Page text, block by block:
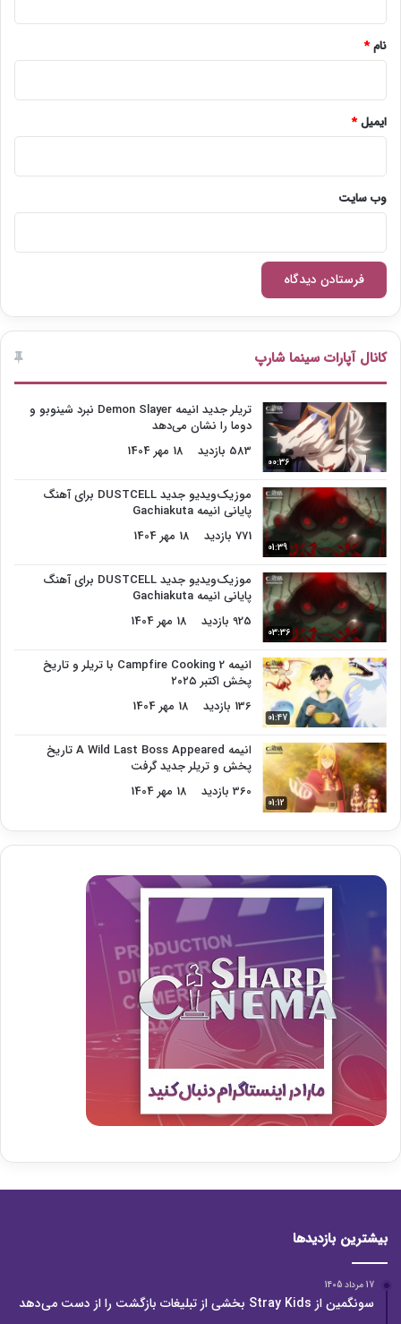
نام*
ایمیل*
وب‌ سایت
کانال آپارات سینما شارپ
00:36
تریلر جدید انیمه Demon Slayer نبرد شینوبو و
دوما را نشان می‌دهد
583 بازدید
18 مهر 1404
01:39
موزیک‌ویدیو جدید DUSTCELL برای آهنگ
پایانی انیمه Gachiakuta
771 بازدید
18 مهر 1404
03:36
موزیک‌ویدیو جدید DUSTCELL برای آهنگ
پایانی انیمه Gachiakuta
925 بازدید
18 مهر 1404
01:47
انیمه Campfire Cooking 2 با تریلر و تاریخ
پخش اکتبر ۲۰۲۵
136 بازدید
18 مهر 1404
01:12
انیمه A Wild Last Boss Appeared تاریخ
پخش و تریلر جدید گرفت
360 بازدید
18 مهر 1404
بیشترین بازدیدها
17 مرداد 1405
سونگمین از Stray Kids بخشی از تبلیغات بازگشت را از دست می‌دهد